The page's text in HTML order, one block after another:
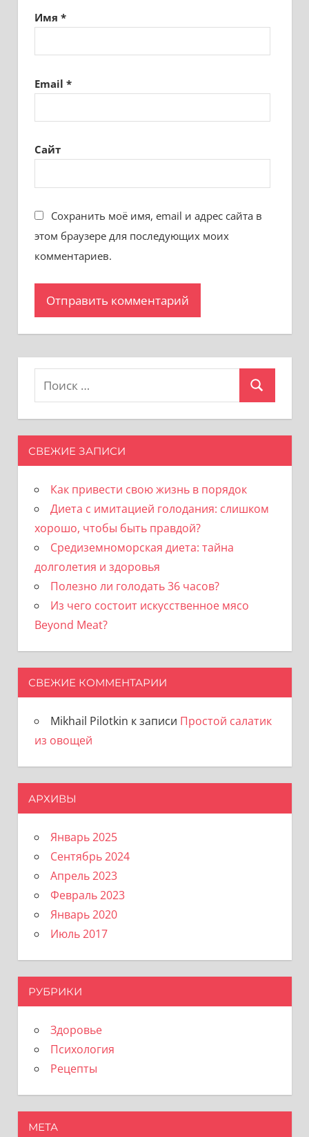
Имя *
Email *
Сайт
Сохранить моё имя, email и адрес сайта в
этом браузере для последующих моих
комментариев.
Поиск
Поиск
СВЕЖИЕ ЗАПИСИ
Как привести свою жизнь в порядок
Диета с имитацией голодания: слишком
хорошо, чтобы быть правдой?
Средиземноморская диета: тайна
долголетия и здоровья
Полезно ли голодать 36 часов?
Из чего состоит искусственное мясо
Beyond Meat?
СВЕЖИЕ КОММЕНТАРИИ
Mikhail Pilotkin к записи Простой салатик
из овощей
АРХИВЫ
Январь 2025
Сентябрь 2024
Апрель 2023
Февраль 2023
Январь 2020
Июль 2017
РУБРИКИ
Здоровье
Психология
Рецепты
МЕТА